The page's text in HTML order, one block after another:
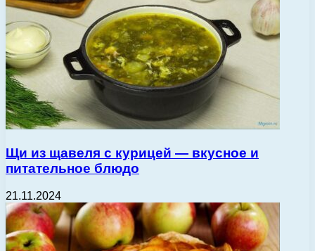
Щи из щавеля с курицей — вкусное и
питательное блюдо
21.11.2024